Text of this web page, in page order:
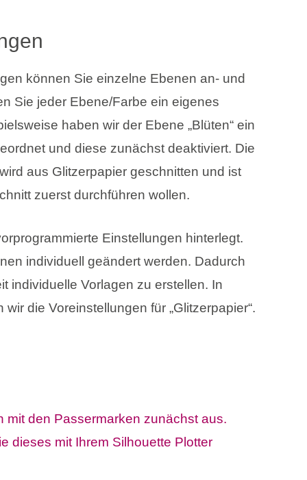
können Sie einzelne Ebenen an- und
Sie jeder Ebene/Farbe ein eigenes
haben wir der Ebene „Blüten“ ein
und diese zunächst deaktiviert. Die
aus Glitzerpapier geschnitten und ist
zuerst durchführen wollen.
Einstellungen hinterlegt.
individuell geändert werden. Dadurch
individuelle Vorlagen zu erstellen. In
die Voreinstellungen für „Glitzerpapier“.